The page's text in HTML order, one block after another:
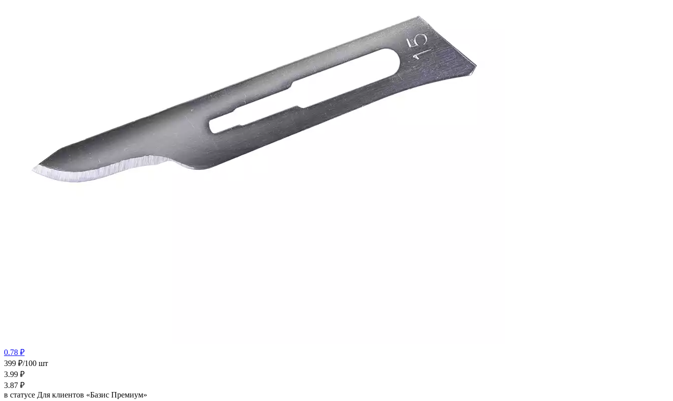
0.78 ₽
399 ₽/100 шт
3.99 ₽
3.87 ₽
в статусе Для клиентов «Базис Премиум»